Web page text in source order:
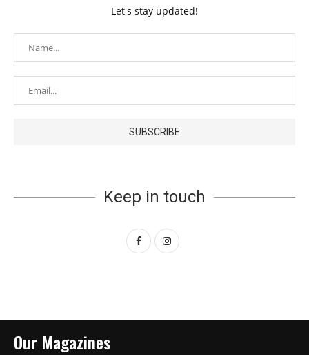
Let's stay updated!
Keep in touch
Our Magazines